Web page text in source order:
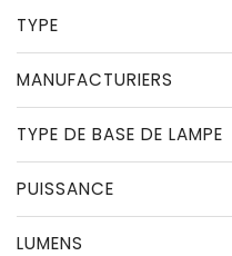
TYPE
MANUFACTURIERS
TYPE DE BASE DE LAMPE
PUISSANCE
LUMENS